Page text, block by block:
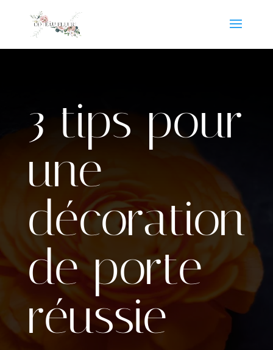
3 tips pour
une
décoration
de porte
réussie